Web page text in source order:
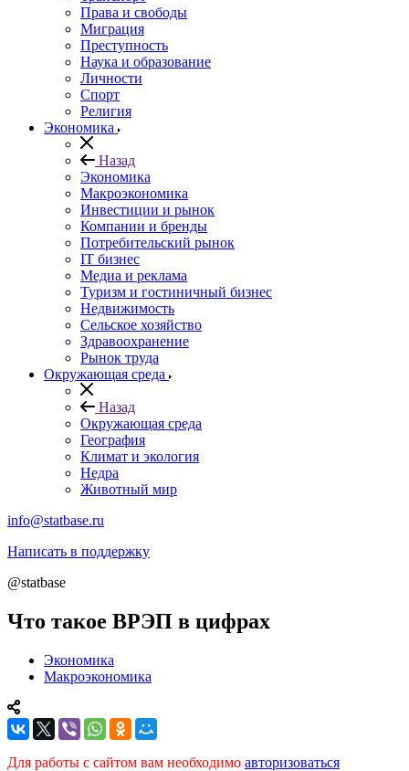
Права и свободы
Миграция
Преступность
Наука и образование
Личности
Спорт
Религия
Экономика
Назад
Экономика
Макроэкономика
Инвестиции и рынок
Компании и бренды
Потребительский рынок
IT бизнес
Медиа и реклама
Туризм и гостиничный бизнес
Недвижимость
Сельское хозяйство
Здравоохранение
Рынок труда
Окружающая среда
Назад
Окружающая среда
География
Климат и экология
Недра
Животный мир
info@statbase.ru
Написать в поддержку
@statbase
Что такое ВРЭП в цифрах
Экономика
Макроэкономика
Для работы с сайтом вам необходимо авторизоваться